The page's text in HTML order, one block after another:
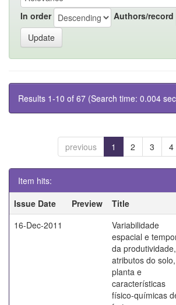
In order Authors/record
Results 1-10 of 67 (Search time: 0.004
previous 1 2 3 4
Item hits:
Issue Date
Preview Title
16-Dec-2011
Variabilidade
espacial e
da produtividade,
atributos do solo,
planta e
características
físico-químicas